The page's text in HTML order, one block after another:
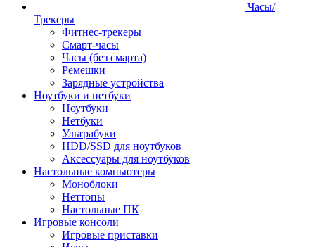
Часы/
Трекеры
Фитнес-трекеры
Смарт-часы
Часы (без смарта)
Ремешки
Зарядные устройства
Ноутбуки и нетбуки
Ноутбуки
Нетбуки
Ультрабуки
HDD/SSD для ноутбуков
Аксессуары для ноутбуков
Настольные компьютеры
Моноблоки
Неттопы
Настольные ПК
Игровые консоли
Игровые приставки